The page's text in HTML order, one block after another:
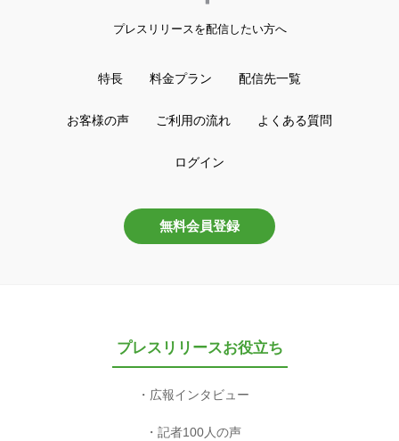
プレスリリースを配信したい方へ
特長 料金プラン 配信先一覧
お客様の声 ご利用の流れ よくある質問
ログイン
無料会員登録
プレスリリースお役立ち
広報インタビュー
記者100人の声